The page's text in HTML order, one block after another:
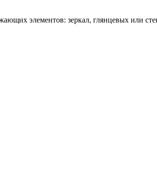
элементов: зеркал, глянцевых или